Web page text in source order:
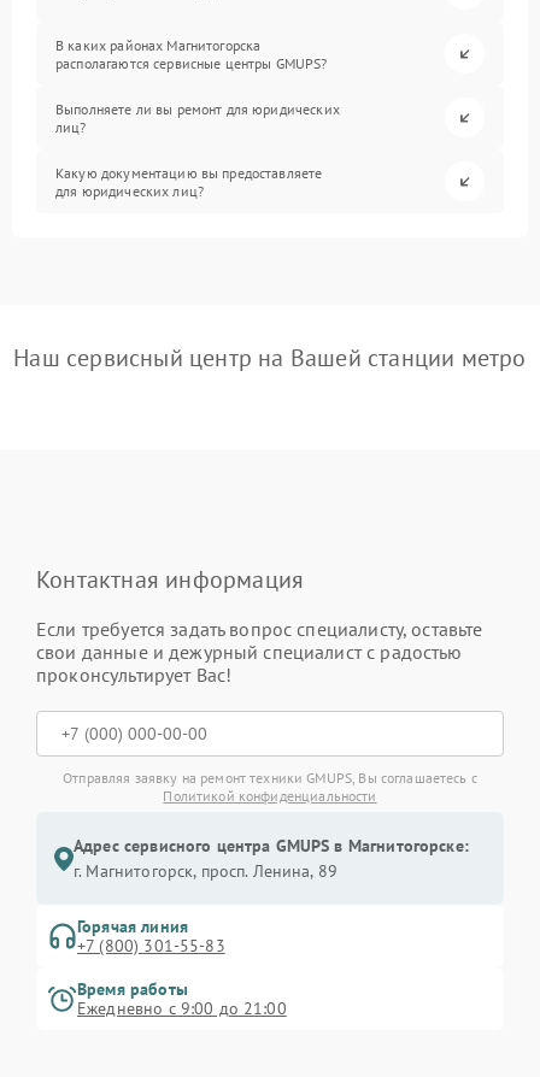
В каких районах Магнитогорска
располагаются сервисные центры GMUPS?
Выполняете ли вы ремонт для юридических
лиц?
Какую документацию вы предоставляете
для юридических лиц?
Наш сервисный центр на Вашей станции метро
Контактная информация
Если требуется задать вопрос специалисту, оставьте
свои данные и дежурный специалист с радостью
проконсультирует Вас!
Отправляя заявку на ремонт техники GMUPS, Вы соглашаетесь с
Политикой конфиденциальности
Адрес сервисного центра GMUPS в Магнитогорске:
г. Магнитогорск, просп. Ленина, 89
Горячая линия
+7 (800) 301-55-83
Время работы
Ежедневно с 9:00 до 21:00